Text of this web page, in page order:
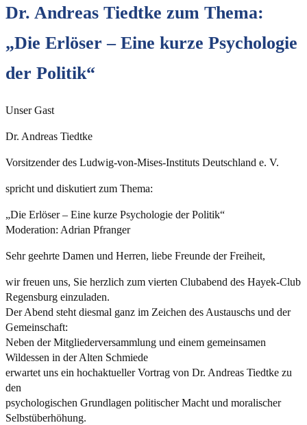
Dr. Andreas Tiedtke zum Thema:
„Die Erlöser – Eine kurze Psychologie
der Politik“
Unser Gast
Dr. Andreas Tiedtke
Vorsitzender des Ludwig-von-Mises-Instituts Deutschland e. V.
spricht und diskutiert zum Thema:
„Die Erlöser – Eine kurze Psychologie der Politik“
Moderation: Adrian Pfranger
Sehr geehrte Damen und Herren, liebe Freunde der Freiheit,
wir freuen uns, Sie herzlich zum vierten Clubabend des Hayek-Club
Regensburg einzuladen.
Der Abend steht diesmal ganz im Zeichen des Austauschs und der
Gemeinschaft:
Neben der Mitgliederversammlung und einem gemeinsamen
Wildessen in der Alten Schmiede
erwartet uns ein hochaktueller Vortrag von Dr. Andreas Tiedtke zu
den
psychologischen Grundlagen politischer Macht und moralischer
Selbstüberhöhung.